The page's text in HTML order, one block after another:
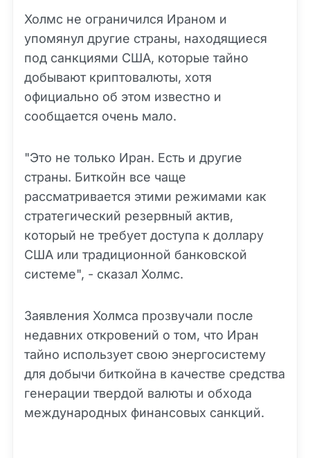
Холмс не ограничился Ираном и
упомянул другие страны, находящиеся
под санкциями США, которые тайно
добывают криптовалюты, хотя
официально об этом известно и
сообщается очень мало.
"Это не только Иран. Есть и другие
страны. Биткойн все чаще
рассматривается этими режимами как
стратегический резервный актив,
который не требует доступа к доллару
США или традиционной банковской
системе", - сказал Холмс.
Заявления Холмса прозвучали после
недавних откровений о том, что Иран
тайно использует свою энергосистему
для добычи биткойна в качестве средства
генерации твердой валюты и обхода
международных финансовых санкций.